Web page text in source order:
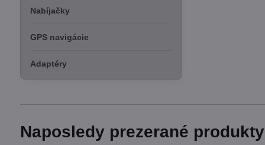
Nabíjačky
GPS navigácie
Adaptéry
Naposledy prezerané produkty